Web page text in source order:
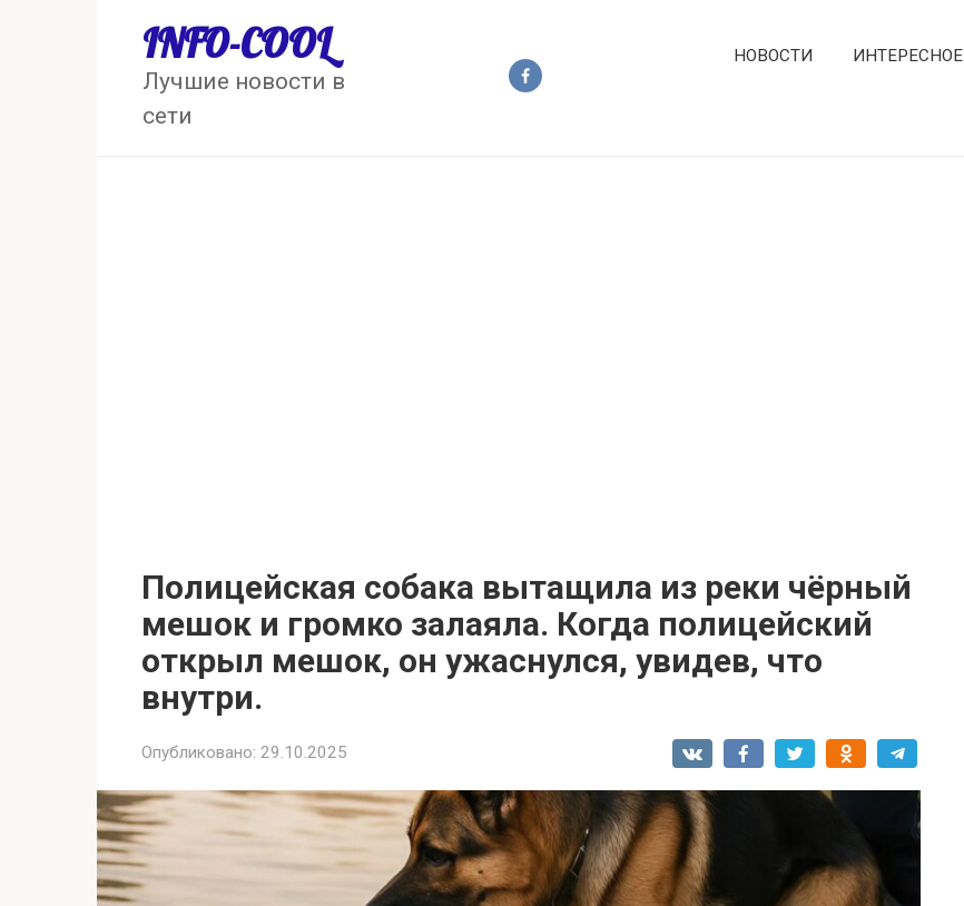
INFO-COOL
Лучшие новости в
сети
НОВОСТИ ИНТЕРЕСНОЕ
Полицейская собака вытащила из реки чёрный
мешок и громко залаяла. Когда полицейский
открыл мешок, он ужаснулся, увидев, что
внутри.
Опубликовано: 29.10.2025